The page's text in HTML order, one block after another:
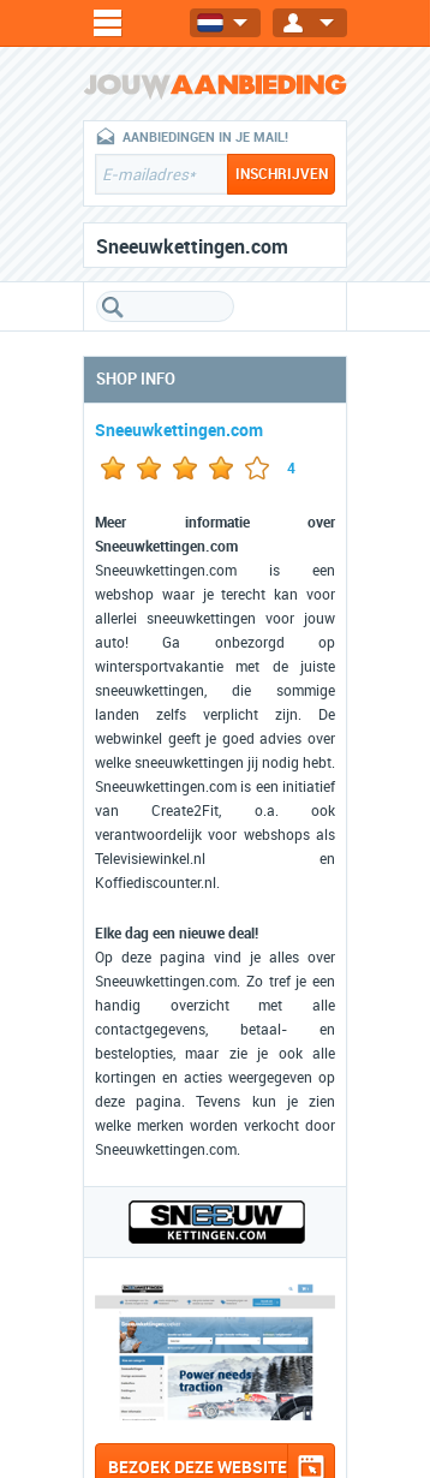
AANBIEDINGEN IN JE MAIL!
Sneeuwkettingen.com
SHOP INFO
Sneeuwkettingen.com
4
Meer informatie over
Sneeuwkettingen.com
Sneeuwkettingen.com is een
webshop waar je terecht kan voor
allerlei sneeuwkettingen voor jouw
auto! Ga onbezorgd op
wintersportvakantie met de juiste
sneeuwkettingen, die sommige
landen zelfs verplicht zijn. De
webwinkel geeft je goed advies over
welke sneeuwkettingen jij nodig hebt.
Sneeuwkettingen.com is een initiatief
van Create2Fit, o.a. ook
verantwoordelijk voor webshops als
Televisiewinkel.nl en
Koffiediscounter.nl.
Elke dag een nieuwe deal!
Op deze pagina vind je alles over
Sneeuwkettingen.com. Zo tref je een
handig overzicht met alle
contactgegevens, betaal- en
bestelopties, maar zie je ook alle
kortingen en acties weergegeven op
deze pagina. Tevens kun je zien
welke merken worden verkocht door
Sneeuwkettingen.com.
BEZOEK DEZE WEBSITE